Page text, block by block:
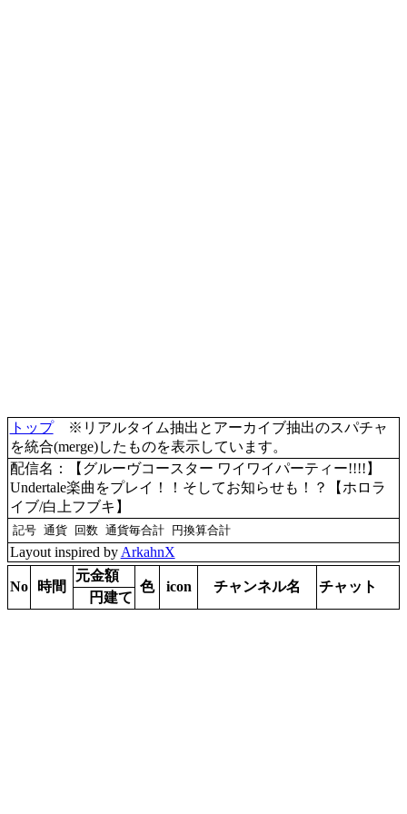
トップ※リアルタイム抽出とアーカイブ抽出のスパチャ
を統合(merge)したものを表示しています。
配信名：【グルーヴコースター ワイワイパーティー!!!!】
Undertale楽曲をプレイ！！そしてお知らせも！？【ホロラ
イブ/白上フブキ】
記号 通貨 回数 通貨毎合計 円換算合計
Layout inspired by ArkahnX
No 時間
元金額
色 icon チャンネル名 チャット
円建て